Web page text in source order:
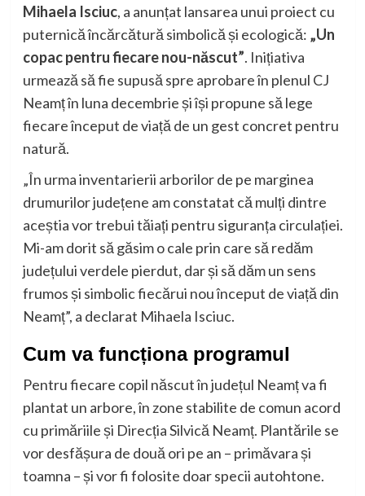
Mihaela Isciuc, a anunțat lansarea unui proiect cu
puternică încărcătură simbolică și ecologică: „Un
copac pentru fiecare nou-născut”. Inițiativa
urmează să fie supusă spre aprobare în plenul CJ
Neamț în luna decembrie și își propune să lege
fiecare început de viață de un gest concret pentru
natură.
„În urma inventarierii arborilor de pe marginea
drumurilor județene am constatat că mulți dintre
aceștia vor trebui tăiați pentru siguranța circulației.
Mi-am dorit să găsim o cale prin care să redăm
județului verdele pierdut, dar și să dăm un sens
frumos și simbolic fiecărui nou început de viață din
Neamț”, a declarat Mihaela Isciuc.
Cum va funcționa programul
Pentru fiecare copil născut în județul Neamț va fi
plantat un arbore, în zone stabilite de comun acord
cu primăriile și Direcția Silvică Neamț. Plantările se
vor desfășura de două ori pe an – primăvara și
toamna – și vor fi folosite doar specii autohtone.